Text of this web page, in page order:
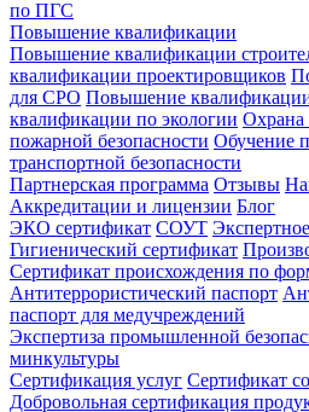
по ПГС
Повышение квалификации
Повышение квалификации
квалификации проектировщиков
для СРО Повышение квалификации
квалификации по экологии Охрана
пожарной безопасности Обучение
транспортной безопасности
Партнерская программа Отзывы
Аккредитации и лицензии Блог
ЭКО сертификат СОУТ
Гигиенический сертификат
Сертификат происхождения по
Антитеррористический паспорт
паспорт для медучреждений
Экспертиза промышленной
минкультуры
Сертификация услуг Сертификат
Добровольная сертификация